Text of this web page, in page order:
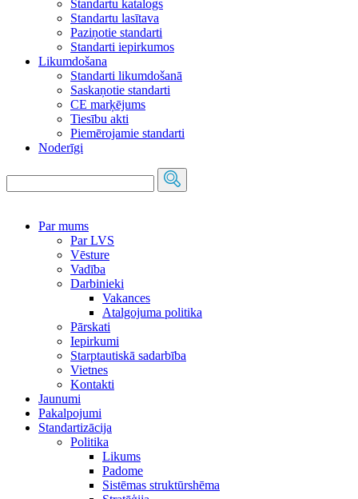
Standartu katalogs
Standartu lasītava
Paziņotie standarti
Standarti iepirkumos
Likumdošana
Standarti likumdošanā
Saskaņotie standarti
CE marķējums
Tiesību akti
Piemērojamie standarti
Noderīgi
Par mums
Par LVS
Vēsture
Vadība
Darbinieki
Vakances
Atalgojuma politika
Pārskati
Iepirkumi
Starptautiskā sadarbība
Vietnes
Kontakti
Jaunumi
Pakalpojumi
Standartizācija
Politika
Likums
Padome
Sistēmas struktūrshēma